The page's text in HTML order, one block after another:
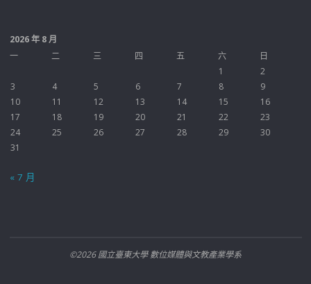
2026 年 8 月
一
二 三 四 五 六
日
1
2
3
4 5 6 7 8
9
10
11 12 13 14 15
16
17
18 19 20 21 22
23
24
25 26 27 28 29
30
31
« 7 月
©2026 國立臺東大學 數位媒體與文教產業學系